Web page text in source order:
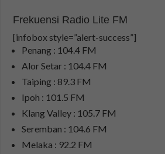
Frekuensi Radio Lite FM
[infobox style=”alert-success”]
Penang : 104.4 FM
Alor Setar : 104.4 FM
Taiping : 89.3 FM
Ipoh : 101.5 FM
Klang Valley : 105.7 FM
Seremban : 104.6 FM
Melaka : 92.2 FM